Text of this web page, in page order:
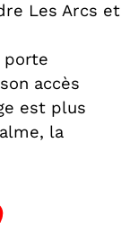
Les Arcs et
porte
accès
est plus
la